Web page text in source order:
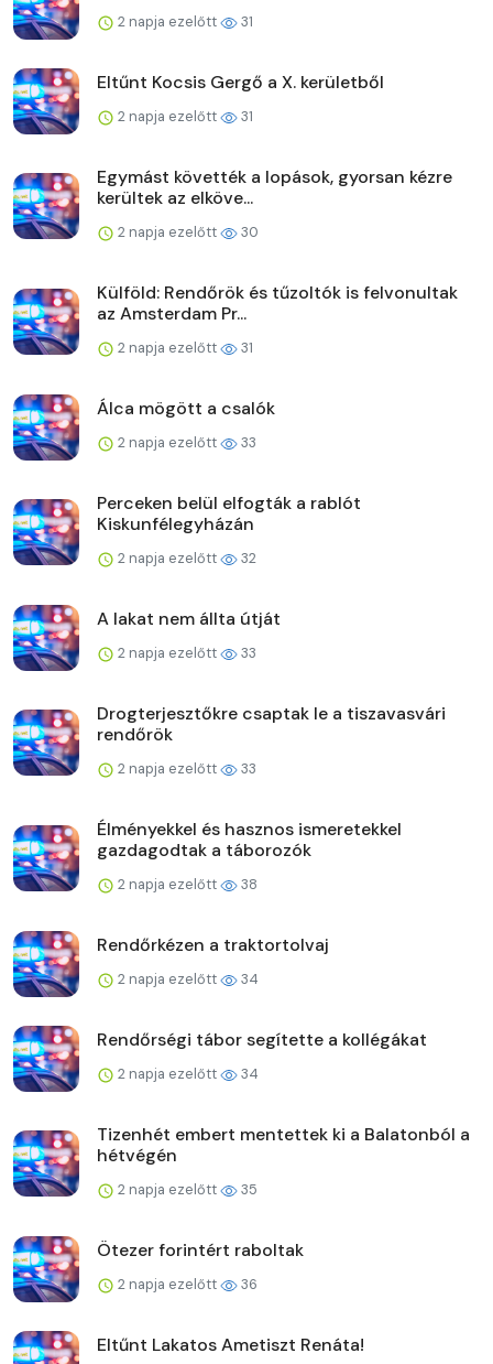
2 napja ezelőtt 31
Eltűnt Kocsis Gergő a X. kerületből
2 napja ezelőtt 31
Egymást követték a lopások, gyorsan kézre
kerültek az elköve...
2 napja ezelőtt 30
Külföld: Rendőrök és tűzoltók is felvonultak
az Amsterdam Pr...
2 napja ezelőtt 31
Álca mögött a csalók
2 napja ezelőtt 33
Perceken belül elfogták a rablót
Kiskunfélegyházán
2 napja ezelőtt 32
A lakat nem állta útját
2 napja ezelőtt 33
Drogterjesztőkre csaptak le a tiszavasvári
rendőrök
2 napja ezelőtt 33
Élményekkel és hasznos ismeretekkel
gazdagodtak a táborozók
2 napja ezelőtt 38
Rendőrkézen a traktortolvaj
2 napja ezelőtt 34
Rendőrségi tábor segítette a kollégákat
2 napja ezelőtt 34
Tizenhét embert mentettek ki a Balatonból a
hétvégén
2 napja ezelőtt 35
Ötezer forintért raboltak
2 napja ezelőtt 36
Eltűnt Lakatos Ametiszt Renáta!